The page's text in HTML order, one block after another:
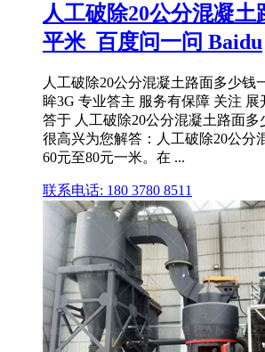
人工破除20公分混凝
平米_百度问一问 Baidu
人工破除20公分混凝土路面多少钱
眸3G 专业答主 服务有保障 关注 展
答于 人工破除20公分混凝土路面多
很高兴为您解答：人工破除20公分
60元至80元一米。在 ...
联系电话: 180 3780 8511